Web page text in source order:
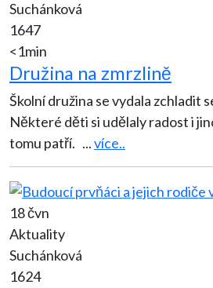
Suchánková
1647
<1min
Družina na zmrzlině
Školní družina se vydala zchladit
Některé děti si udělaly radost i
tomu patří. ...více..
18 čvn
Aktuality
Suchánková
1624